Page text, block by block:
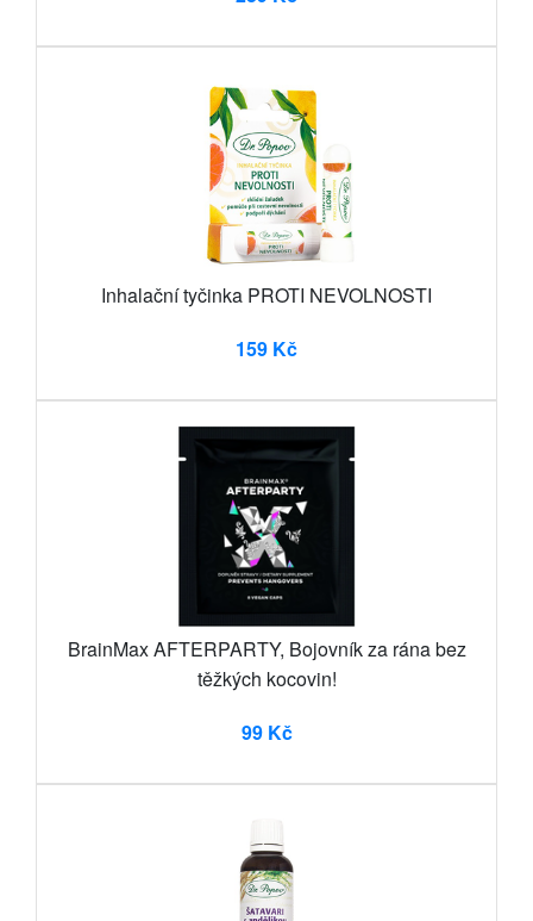
Inhalační tyčinka PROTI NEVOLNOSTI
159 Kč
BrainMax AFTERPARTY, Bojovník za rána bez
těžkých kocovin!
99 Kč